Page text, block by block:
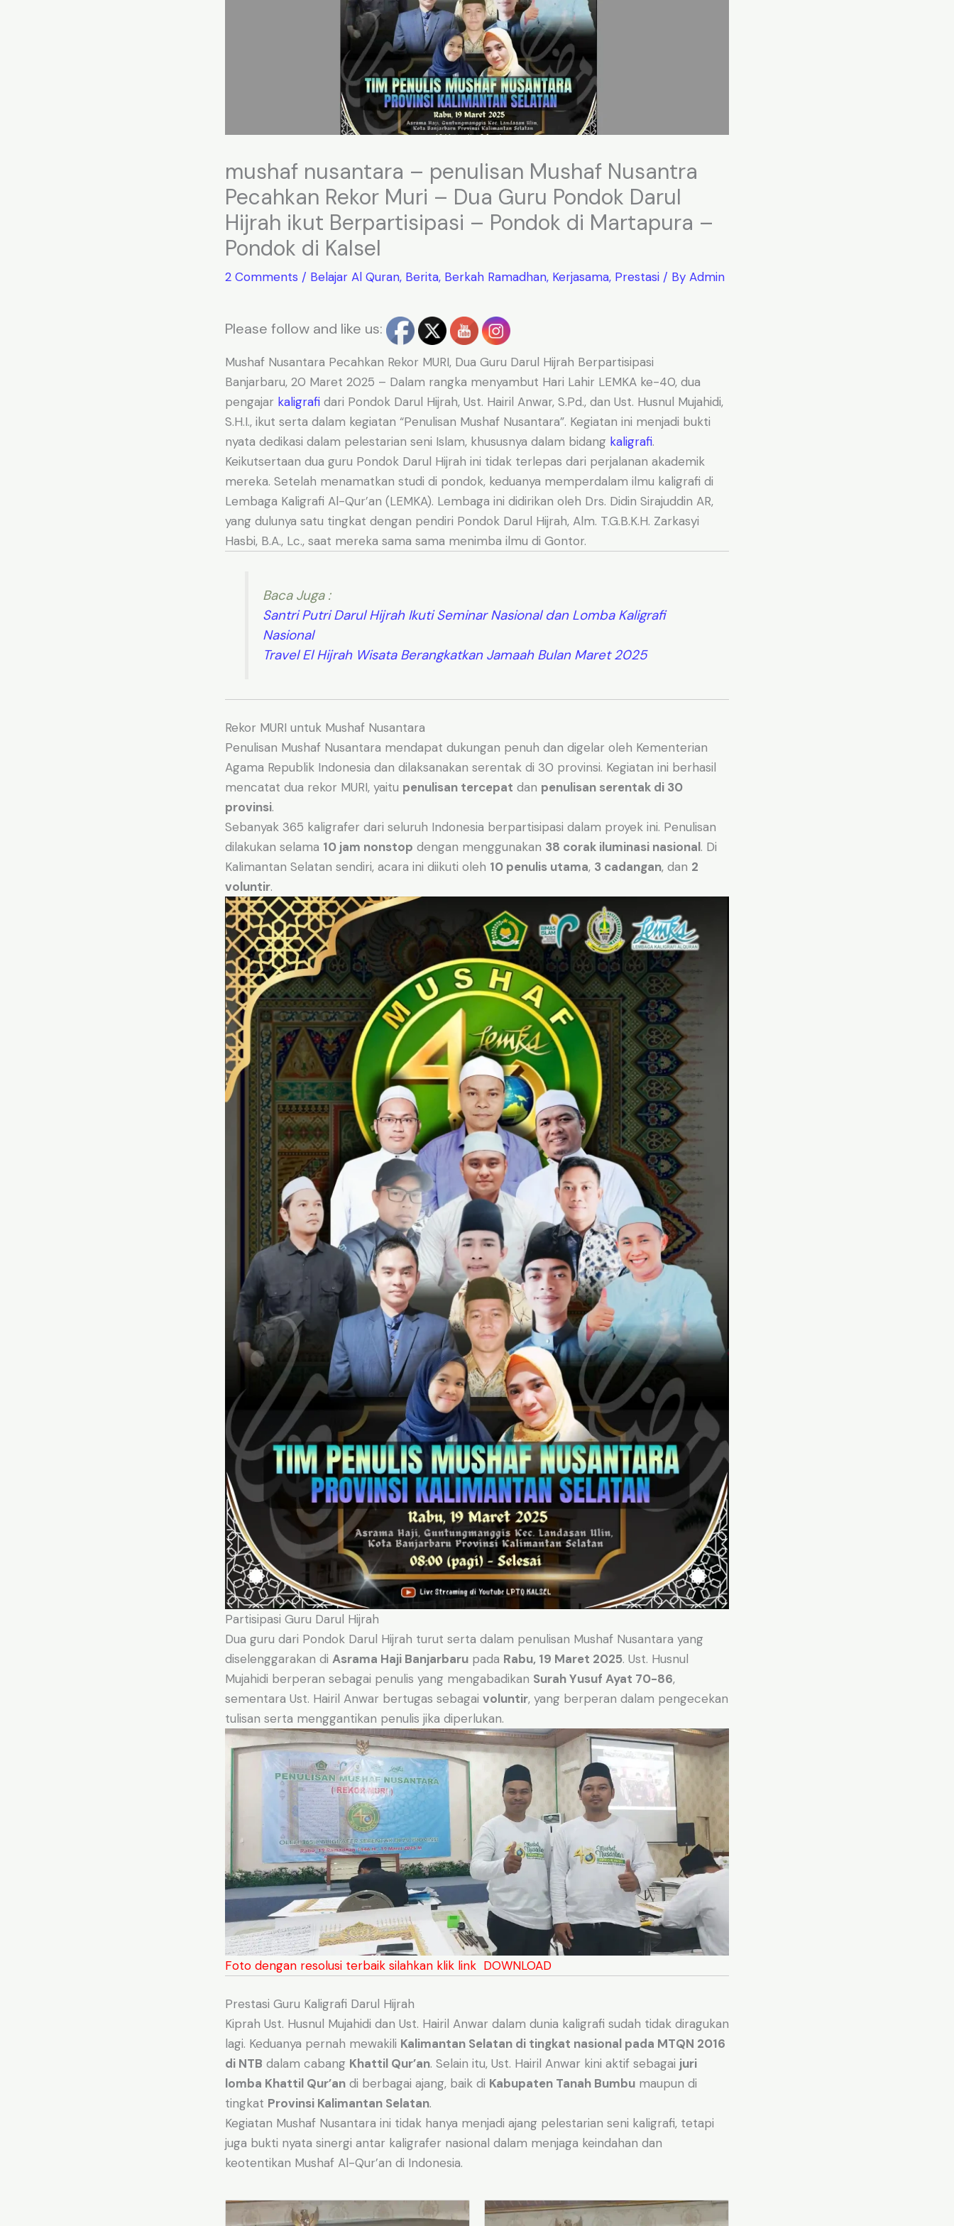
mushaf nusantara – penulisan Mushaf Nusantra
Pecahkan Rekor Muri – Dua Guru Pondok Darul
Hijrah ikut Berpartisipasi – Pondok di Martapura –
Pondok di Kalsel
2 Comments / Belajar Al Quran, Berita, Berkah Ramadhan, Kerjasama, Prestasi / By Admin
Please follow and like us:
Mushaf Nusantara Pecahkan Rekor MURI, Dua Guru Darul Hijrah Berpartisipasi
Banjarbaru, 20 Maret 2025 – Dalam rangka menyambut Hari Lahir LEMKA ke-40, dua
pengajar kaligrafi dari Pondok Darul Hijrah, Ust. Hairil Anwar, S.Pd., dan Ust. Husnul Mujahidi,
S.H.I., ikut serta dalam kegiatan “Penulisan Mushaf Nusantara”. Kegiatan ini menjadi bukti
nyata dedikasi dalam pelestarian seni Islam, khususnya dalam bidang kaligrafi.
Keikutsertaan dua guru Pondok Darul Hijrah ini tidak terlepas dari perjalanan akademik
mereka. Setelah menamatkan studi di pondok, keduanya memperdalam ilmu kaligrafi di
Lembaga Kaligrafi Al-Qur’an (LEMKA). Lembaga ini didirikan oleh Drs. Didin Sirajuddin AR,
yang dulunya satu tingkat dengan pendiri Pondok Darul Hijrah, Alm. T.G.B.K.H. Zarkasyi
Hasbi, B.A., Lc., saat mereka sama sama menimba ilmu di Gontor.
Baca Juga :
Santri Putri Darul Hijrah Ikuti Seminar Nasional dan Lomba Kaligrafi
Nasional
Travel El Hijrah Wisata Berangkatkan Jamaah Bulan Maret 2025
Rekor MURI untuk Mushaf Nusantara
Penulisan Mushaf Nusantara mendapat dukungan penuh dan digelar oleh Kementerian
Agama Republik Indonesia dan dilaksanakan serentak di 30 provinsi. Kegiatan ini berhasil
mencatat dua rekor MURI, yaitu penulisan tercepat dan penulisan serentak di 30
provinsi.
Sebanyak 365 kaligrafer dari seluruh Indonesia berpartisipasi dalam proyek ini. Penulisan
dilakukan selama 10 jam nonstop dengan menggunakan 38 corak iluminasi nasional. Di
Kalimantan Selatan sendiri, acara ini diikuti oleh 10 penulis utama, 3 cadangan, dan 2
voluntir.
Partisipasi Guru Darul Hijrah
Dua guru dari Pondok Darul Hijrah turut serta dalam penulisan Mushaf Nusantara yang
diselenggarakan di Asrama Haji Banjarbaru pada Rabu, 19 Maret 2025. Ust. Husnul
Mujahidi berperan sebagai penulis yang mengabadikan Surah Yusuf Ayat 70-86,
sementara Ust. Hairil Anwar bertugas sebagai voluntir, yang berperan dalam pengecekan
tulisan serta menggantikan penulis jika diperlukan.
Foto dengan resolusi terbaik silahkan klik link DOWNLOAD
Prestasi Guru Kaligrafi Darul Hijrah
Kiprah Ust. Husnul Mujahidi dan Ust. Hairil Anwar dalam dunia kaligrafi sudah tidak diragukan
lagi. Keduanya pernah mewakili Kalimantan Selatan di tingkat nasional pada MTQN 2016
di NTB dalam cabang Khattil Qur’an. Selain itu, Ust. Hairil Anwar kini aktif sebagai juri
lomba Khattil Qur’an di berbagai ajang, baik di Kabupaten Tanah Bumbu maupun di
tingkat Provinsi Kalimantan Selatan.
Kegiatan Mushaf Nusantara ini tidak hanya menjadi ajang pelestarian seni kaligrafi, tetapi
juga bukti nyata sinergi antar kaligrafer nasional dalam menjaga keindahan dan
keotentikan Mushaf Al-Qur’an di Indonesia.